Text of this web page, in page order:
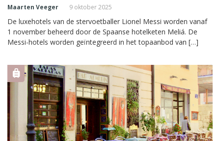
Maarten Veeger 9 oktober 2025
De luxehotels van de stervoetballer Lionel Messi worden vanaf
1 november beheerd door de Spaanse hotelketen Meliá. De
Messi-hotels worden geïntegreerd in het topaanbod van […]